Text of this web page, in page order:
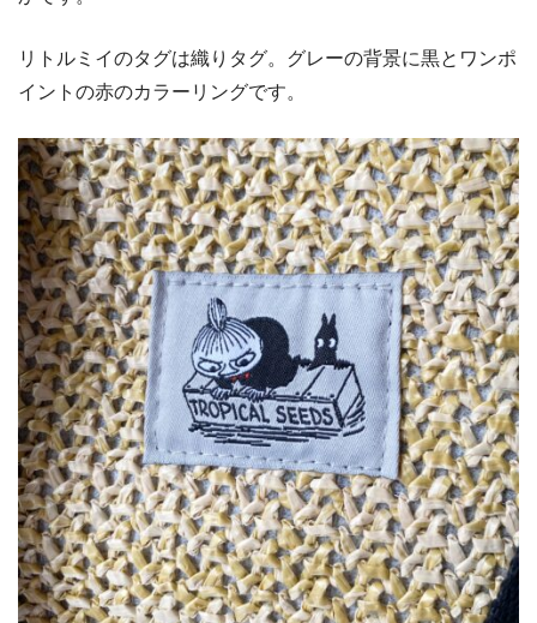
リトルミイのタグは織りタグ。グレーの背景に黒とワンポ
イントの赤のカラーリングです。